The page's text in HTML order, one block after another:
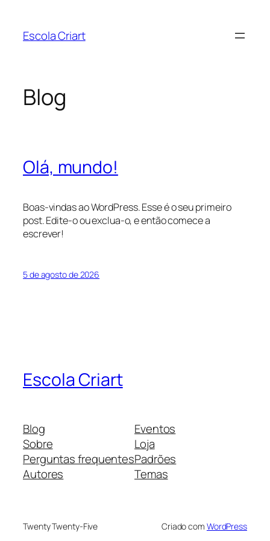
Escola Criart
Blog
Olá, mundo!
Boas-vindas ao WordPress. Esse é o seu primeiro
post. Edite-o ou exclua-o, e então comece a
escrever!
5 de agosto de 2026
Escola Criart
Blog
Sobre
Perguntas frequentes
Autores
Eventos
Loja
Padrões
Temas
Twenty Twenty-Five Criado com WordPress